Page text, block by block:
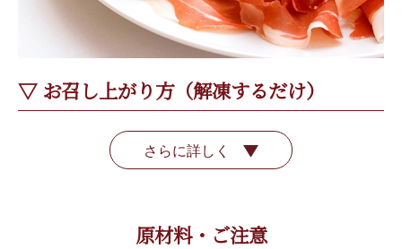
▽ お召し上がり方（解凍するだけ）
さらに詳しく
原材料・ご注意